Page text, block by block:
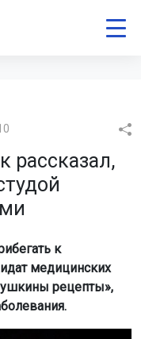
рассказал,
к
медицинских
рецепты»,